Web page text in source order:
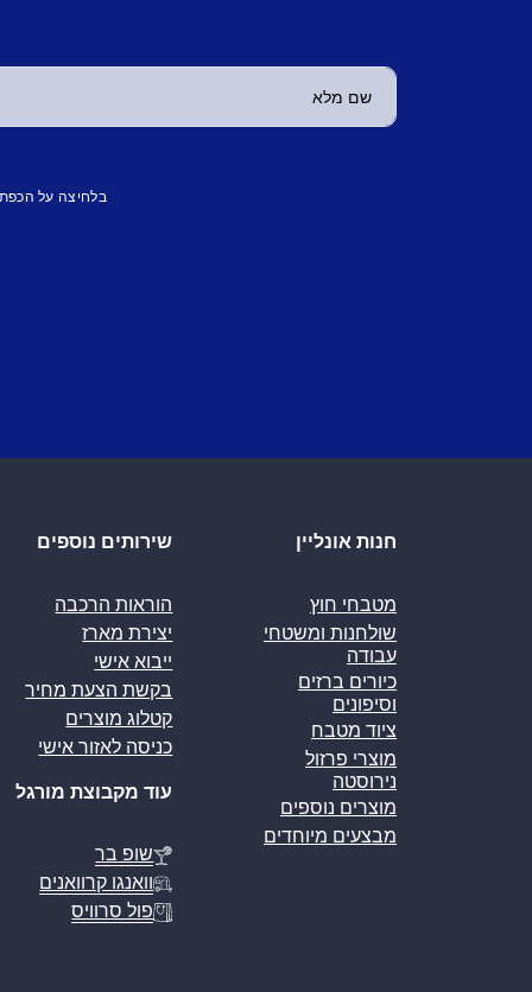
בלחיצה על
חנות אונליין
מטבחי חוץ
שולחנות ומשטחי
עבודה
כיורים ברזים
וסיפונים
ציוד מטבח
מוצרי פרזול
נירוסטה
מוצרים נוספים
מבצעים מיוחדים
שירותים נוספים
הוראות הרכבה
יצירת מארז
ייבוא אישי
בקשת הצעת מחיר
קטלוג מוצרים
כניסה לאזור אישי
עוד מקבוצת מורגל
שופ בר
וואנגו קרוואנים
פול סרוויס